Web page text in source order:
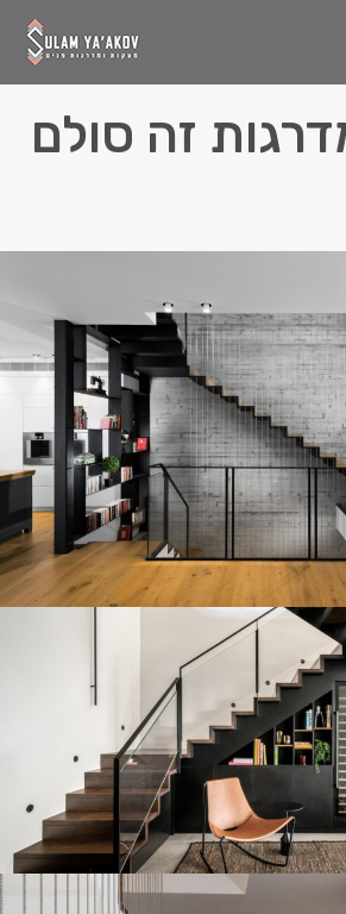
זה סולם